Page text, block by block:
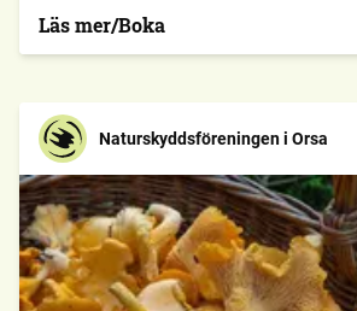
Läs mer/Boka
Naturskyddsföreningen i Orsa